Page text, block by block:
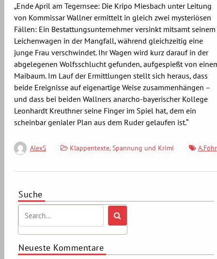
„Ende April am Tegernsee: Die Kripo Miesbach unter Leitung
von Kommissar Wallner ermittelt in gleich zwei mysteriösen
Fällen: Ein Bestattungsunternehmer versinkt mitsamt seinem
Leichenwagen in der Mangfall, während gleichzeitig eine
junge Frau verschwindet. Ihr Wagen wird kurz darauf in der
abgelegenen Wolfsschlucht gefunden, aufgespießt von
Maibaum. Im Lauf der Ermittlungen stellt sich heraus, dass
beide Ereignisse auf eigenartige Weise zusammenhängen –
und dass bei beiden Wallners anarcho-bayerischer Kollege
Leonhardt Kreuthner seine Finger im Spiel hat, dem ein
scheinbar genialer Plan aus dem Ruder gelaufen ist.“
AlexS Klappentexte,Spannung und Krimi A.Föhr
Suche
Neueste Kommentare